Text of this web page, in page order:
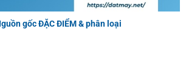
gốc ĐẶC ĐIỂM & phân loại